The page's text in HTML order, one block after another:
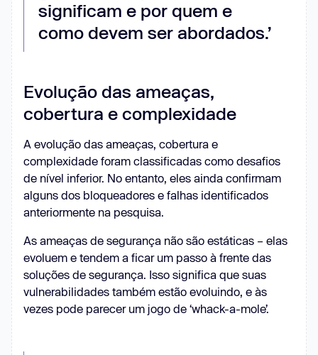
significam e por quem e
como devem ser abordados.’
Evolução das ameaças,
cobertura e complexidade
A evolução das ameaças, cobertura e
complexidade foram classificadas como desafios
de nível inferior. No entanto, eles ainda confirmam
alguns dos bloqueadores e falhas identificados
anteriormente na pesquisa.
As ameaças de segurança não são estáticas – elas
evoluem e tendem a ficar um passo à frente das
soluções de segurança. Isso significa que suas
vulnerabilidades também estão evoluindo, e às
vezes pode parecer um jogo de ‘whack-a-mole’.